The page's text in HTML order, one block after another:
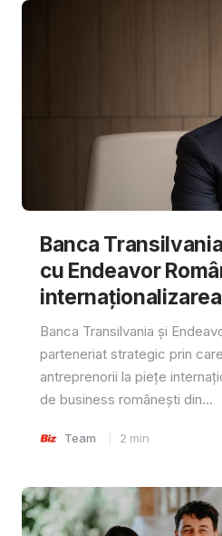
Banca
cu Endeavor
Banca Transilvania și
parteneriat strategic prin
antreprenorii la piețe
de business românești din...
Team 2 min